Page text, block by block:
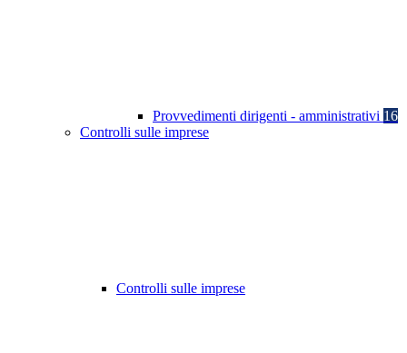
Provvedimenti dirigenti - amministrativi 16
Controlli sulle imprese
Controlli sulle imprese